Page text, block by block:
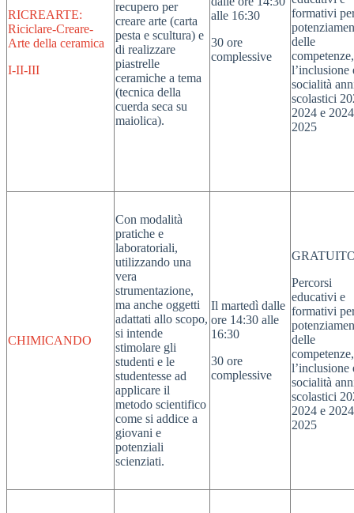
RICREARTE:
Riciclare-Creare-
Arte della ceramica
I-II-III
recupero per
creare arte (carta
pesta e scultura) e
di realizzare
piastrelle
ceramiche a tema
(tecnica della
cuerda seca su
maiolica).
alle 16:30
30 ore
complessive
formativi
delle
competenze,
l’inclusione
socialità
scolastici
2024 e
2025
CHIMICANDO
Con modalità
pratiche e
laboratoriali,
utilizzando una
vera
strumentazione,
ma anche oggetti
adattati allo scopo,
si intende
stimolare gli
studenti e le
studentesse ad
applicare il
metodo scientifico
come si addice a
giovani e
potenziali
scienziati.
Il martedì dalle
ore 14:30 alle
16:30
30 ore
complessive
Percorsi
educativi e
formativi
delle
competenze,
l’inclusione
socialità
scolastici
2024 e
2025